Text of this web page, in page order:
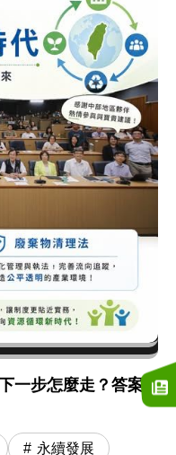
一步怎麼走？答案
永續發展